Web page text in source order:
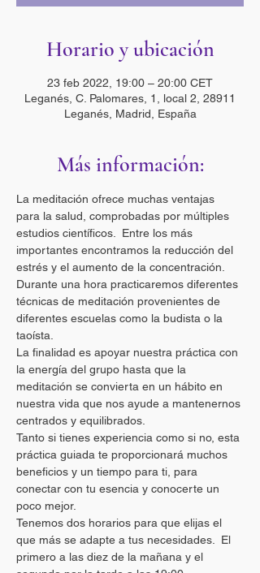
Horario y ubicación
23 feb 2022, 19:00 – 20:00 CET
Leganés, C. Palomares, 1, local 2, 28911
Leganés, Madrid, España
Más información:
La meditación ofrece muchas ventajas
para la salud, comprobadas por múltiples
estudios científicos.  Entre los más
importantes encontramos la reducción del
estrés y el aumento de la concentración.
Durante una hora practicaremos diferentes
técnicas de meditación provenientes de
diferentes escuelas como la budista o la
taoísta.
La finalidad es apoyar nuestra práctica con
la energía del grupo hasta que la
meditación se convierta en un hábito en
nuestra vida que nos ayude a mantenernos
centrados y equilibrados.
Tanto si tienes experiencia como si no, esta
práctica guiada te proporcionará muchos
beneficios y un tiempo para ti, para
conectar con tu esencia y conocerte un
poco mejor.
Tenemos dos horarios para que elijas el
que más se adapte a tus necesidades.  El
primero a las diez de la mañana y el